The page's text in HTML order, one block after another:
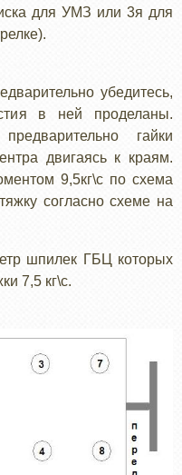
для УМЗ или 3я для
убедитесь,
в ней проделаны.
гайки
двигаясь к краям.
9,5кг\с по схема
согласно схеме на
шпилек ГБЦ которых
7,5 кг\с.